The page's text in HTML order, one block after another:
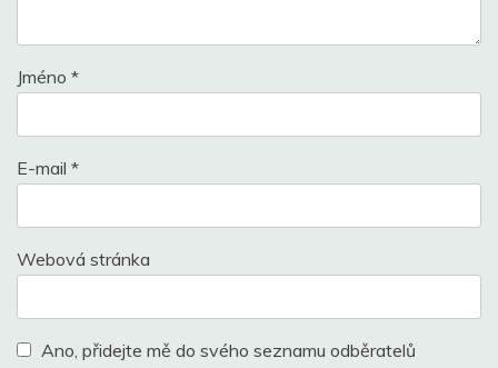
Jméno *
E-mail *
Webová stránka
Ano, přidejte mě do svého seznamu odběratelů